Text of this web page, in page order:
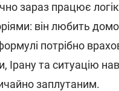
зараз працює
він любить
потрібно
Ірану та ситуацію
заплутаним.